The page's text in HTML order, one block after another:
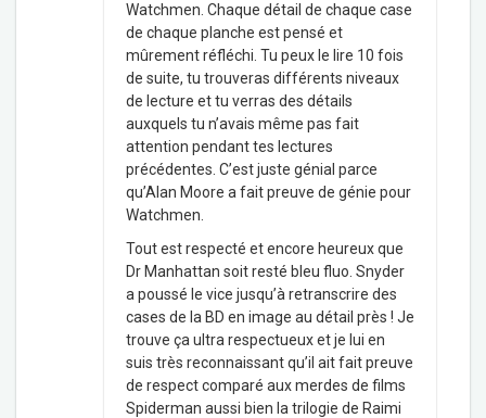
Watchmen. Chaque détail de chaque case
de chaque planche est pensé et
mûrement réfléchi. Tu peux le lire 10 fois
de suite, tu trouveras différents niveaux
de lecture et tu verras des détails
auxquels tu n’avais même pas fait
attention pendant tes lectures
précédentes. C’est juste génial parce
qu’Alan Moore a fait preuve de génie pour
Watchmen.
Tout est respecté et encore heureux que
Dr Manhattan soit resté bleu fluo. Snyder
a poussé le vice jusqu’à retranscrire des
cases de la BD en image au détail près ! Je
trouve ça ultra respectueux et je lui en
suis très reconnaissant qu’il ait fait preuve
de respect comparé aux merdes de films
Spiderman aussi bien la trilogie de Raimi